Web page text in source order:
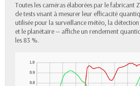
Toutes les caméras élaborées par le fabricant
de tests visant à mesurer leur efficacité
utilisée pour la surveillance météo, la
et le planétaire — affiche un rendement
les 83 %.